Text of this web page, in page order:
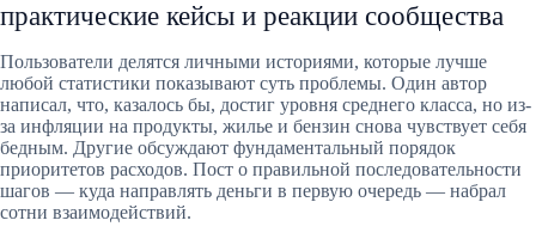
практические кейсы и реакции сообщества
Пользователи делятся личными историями, которые лучше
любой статистики показывают суть проблемы. Один автор
написал, что, казалось бы, достиг уровня среднего класса, но из-
за инфляции на продукты, жилье и бензин снова чувствует себя
бедным. Другие обсуждают фундаментальный порядок
приоритетов расходов. Пост о правильной последовательности
шагов — куда направлять деньги в первую очередь — набрал
сотни взаимодействий.